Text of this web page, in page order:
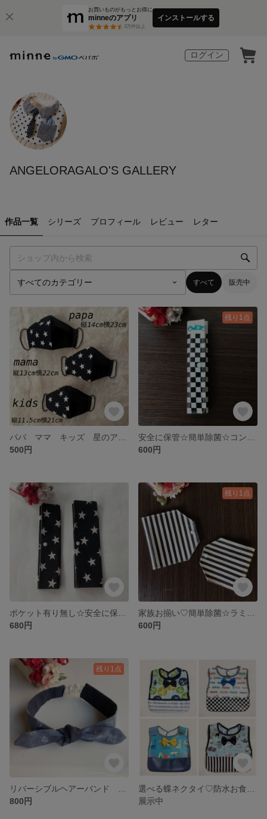
お買いものがもっとお得に
minneのアプリ
3万件以上
インストールする
ログイン
ANGELORAGALO'S GALLERY
作品一覧 シリーズ プロフィール レビュー レター
すべて 販売中
500円
残り1点
600円
680円
残り1点
600円
残り1点
800円
展示中